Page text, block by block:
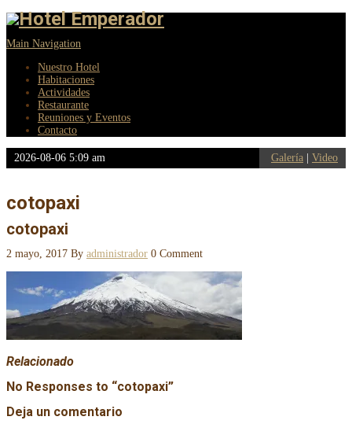
Main Navigation
Nuestro Hotel
Habitaciones
Actividades
Restaurante
Reuniones y Eventos
Contacto
2026-08-06 5:09 am Galería Video
cotopaxi
cotopaxi
2 mayo, 2017 By administrador 0 Comment
Relacionado
No Responses to “cotopaxi”
Deja un comentario